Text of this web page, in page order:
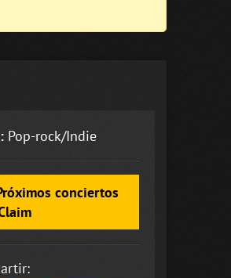
Pop-rock/Indie
conciertos